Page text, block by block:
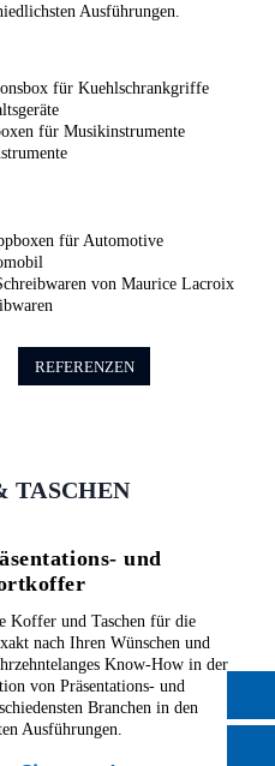
Ausführungen.
REFERENZEN
TASCHEN
und
Koffer und Taschen für die
nach Ihren Wünschen und
Know-How in der
von Präsentations- und
Branchen in den
Ausführungen.